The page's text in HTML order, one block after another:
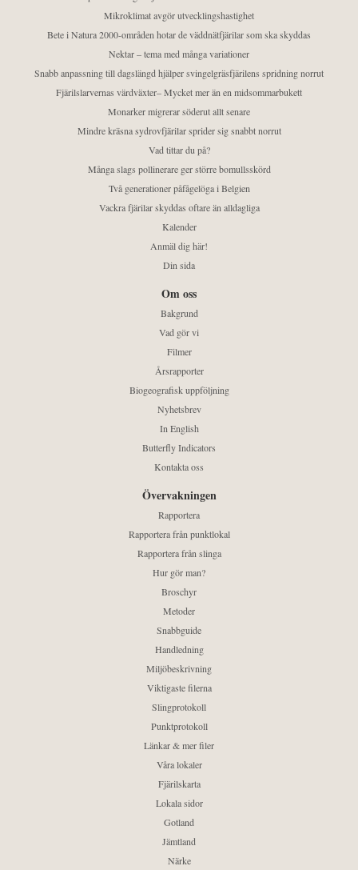
Mikroklimat avgör utvecklingshastighet
Bete i Natura 2000-områden hotar de väddnätfjärilar som ska skyddas
Nektar – tema med många variationer
Snabb anpassning till dagslängd hjälper svingelgräsfjärilens spridning norrut
Fjärilslarvernas värdväxter– Mycket mer än en midsommarbukett
Monarker migrerar söderut allt senare
Mindre kräsna sydrovfjärilar sprider sig snabbt norrut
Vad tittar du på?
Många slags pollinerare ger större bomullsskörd
Två generationer påfågelöga i Belgien
Vackra fjärilar skyddas oftare än alldagliga
Kalender
Anmäl dig här!
Din sida
Om oss
Bakgrund
Vad gör vi
Filmer
Årsrapporter
Biogeografisk uppföljning
Nyhetsbrev
In English
Butterfly Indicators
Kontakta oss
Övervakningen
Rapportera
Rapportera från punktlokal
Rapportera från slinga
Hur gör man?
Broschyr
Metoder
Snabbguide
Handledning
Miljöbeskrivning
Viktigaste filerna
Slingprotokoll
Punktprotokoll
Länkar & mer filer
Våra lokaler
Fjärilskarta
Lokala sidor
Gotland
Jämtland
Närke